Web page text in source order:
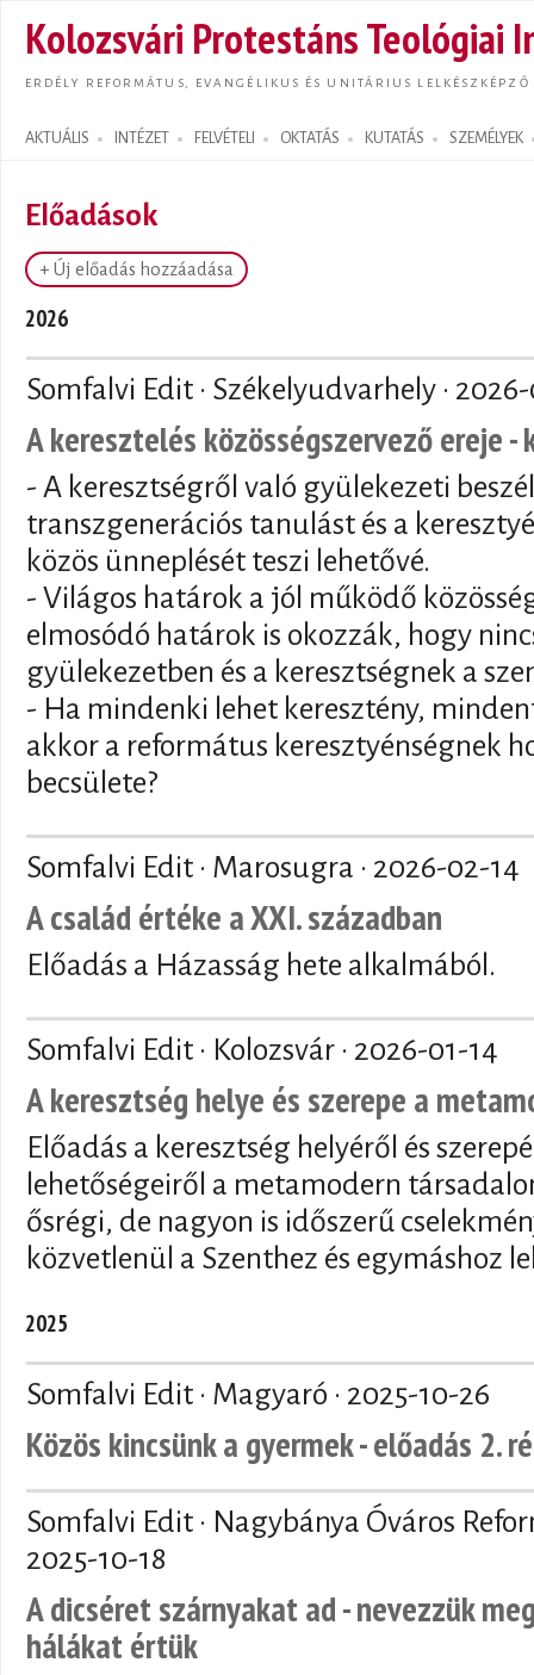
Kolozsvári Protestáns Teológiai
ERDÉLY REFORMÁTUS, EVANGÉLIKUS ÉS UNITÁRIUS LELKÉSZKÉPZŐ
AKTUÁLIS INTÉZET FELVÉTELI OKTATÁS KUTATÁS SZEMÉLYEK
Search form
Előadások
+ Új előadás hozzáadása
2026
Somfalvi Edit · Székelyudvarhely ·
A keresztelés közösségszervező ereje -
- A keresztségről való gyülekezeti
transzgenerációs tanulást és a
közös ünneplését teszi lehetővé.
- Világos határok a jól működő
elmosódó határok is okozzák, hogy
gyülekezetben és a keresztségnek a
- Ha mindenki lehet keresztény,
akkor a református keresztyénségnek
becsülete?
Somfalvi Edit · Marosugra · 2026-02-14
A család értéke a XXI. században
Előadás a Házasság hete alkalmából.
Somfalvi Edit · Kolozsvár · 2026-01-14
A keresztség helye és szerepe a
Előadás a keresztség helyéről és
lehetőségeiről a metamodern
ősrégi, de nagyon is időszerű
közvetlenül a Szenthez és egymáshoz
2025
Somfalvi Edit · Magyaró · 2025-10-26
Közös kincsünk a gyermek - előadás 2.
Somfalvi Edit · Nagybánya Óváros
2025-10-18
A dicséret szárnyakat ad - nevezzük
hálákat értük